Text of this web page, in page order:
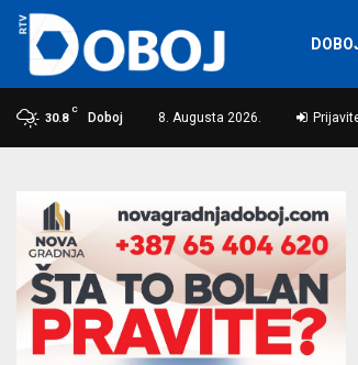
30.8
C
Doboj 8. Augusta 2026.